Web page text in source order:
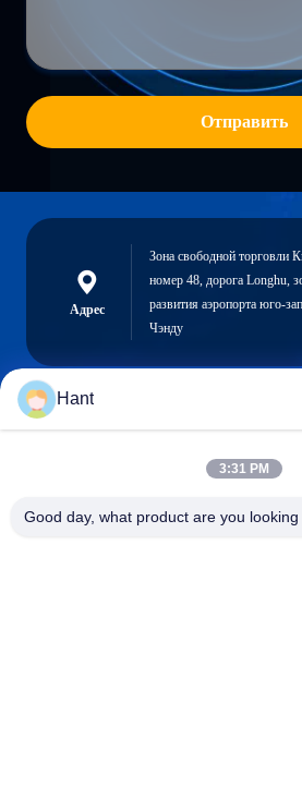
Отправить
Адрес
Зона свободной торговли
номер 48, дорога Longhu,
развития аэропорта юго-
Чэнду
Hant
3:31 PM
Good day, what product are you